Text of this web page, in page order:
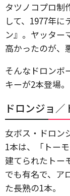
タツノコプロ制
して、1977年
ン』。ヤッター
高かったのが、
そんなドロンボ
キーが2本登場。
ドロンジョ
女ボス・ドロン
1本は、「トー
建てられたトー
でも有名で、ア
た長熟の1本。